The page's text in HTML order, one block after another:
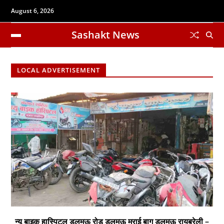
August 6, 2026
Sashakt News
LOCAL ADVERTISEMENT
न्यू बाइक हास्पिटल डलमऊ रोड डलमऊ मुराई बाग डलमऊ रायबरेली –